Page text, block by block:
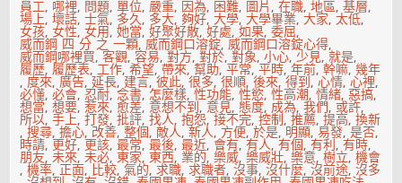
員工, 哪裡, 問題,單位,嚴重, 因為, 困難, 圖片,在職,地區,基層,
場上,壞話,士氣, 多久, 多大,夠好,大學,大學畢業,大家,太低,
女孩,女性,女用,她當,好聚好散,好處,如果,委屈,
威而鋼 四 分 之 一顆,威而鋼口溶錠,威而鋼口溶錠心得,
威而鋼哪裡買,客觀,容易,對方,對於,對象,小心,少見,就是,
履歷,履歷表,工作,希望,帶來,幫助,平常,平時,年前,幹嘛,幾年
,度來,廣告,延長, 建言,彼此,很多,很順,後來,得到,心情,心裡,
必懂,必會, 忍耐,念書, 怎麼樣,性功能,性慾,性高潮,情緒,惡搞,
想當,想要,惹來,愈差, 意想不到, 意見, 態度, 成為,我們, 或許,
所以,手上,打發,批評,找人,抱怨,接不完,控制,推薦,提高,換新
,搜尋,擔心, 改善,整個,敵人,新人, 方便,於是, 明顯,易發,是否,
時請, 更好, 更該,最常,最後,最近, 會有,有人,有個,有利,有時,
朋友,未來,未必,東家,東西, 業的,樂威,樂威壯,樂意,樹立,機會
,機率,正面, 比較,氣的,求職,求職者,沒事,沒什麼,沒前途,沒多